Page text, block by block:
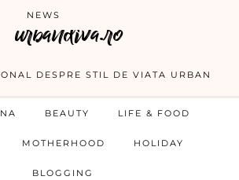
DESPRE STIL DE VIATA URBAN
NEWS
BEAUTY LIFE & FOOD
MOTHERHOOD HOLIDAY
BLOGGING